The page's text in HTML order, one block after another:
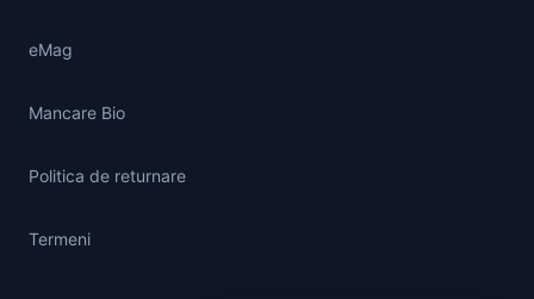
eMag
Mancare Bio
Politica de returnare
Termeni